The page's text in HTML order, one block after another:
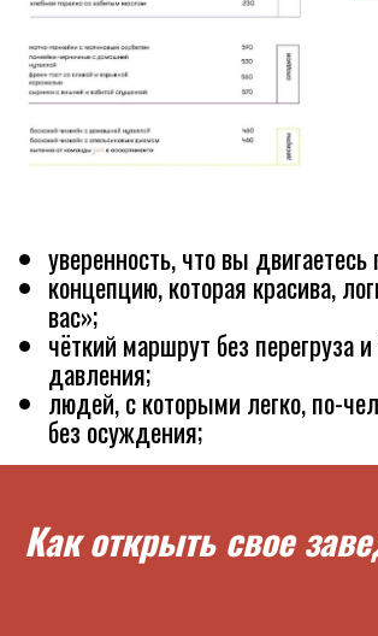
уверенность, что вы двигаетесь
концепцию, которая красива,
вас»;
чёткий маршрут без перегруза и
давления;
людей, с которыми легко, по-
без осуждения;
Как открыть свое